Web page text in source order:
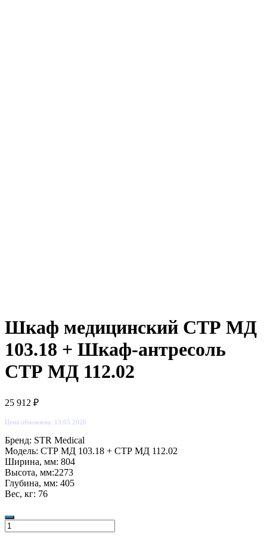
Шкаф медицинский СТР МД
103.18 + Шкаф-антресоль
СТР МД 112.02
25 912 ₽
Цена обновлена: 13.05.2026
Бренд: STR Medical
Модель: СТР МД 103.18 + СТР МД 112.02
Ширина, мм: 804
Высота, мм:2273
Глубина, мм: 405
Вес, кг: 76
Количество
товара